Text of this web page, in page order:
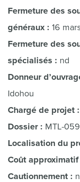
Fermeture des
généraux : 16
Fermeture des
spécialisés : nd
Donneur
Idohou
Chargé de projet :
Dossier : MTL-
Localisation du
Coût approximatif
Cautionnement :